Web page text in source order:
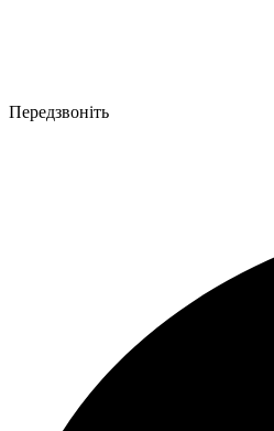
Передзвоніть